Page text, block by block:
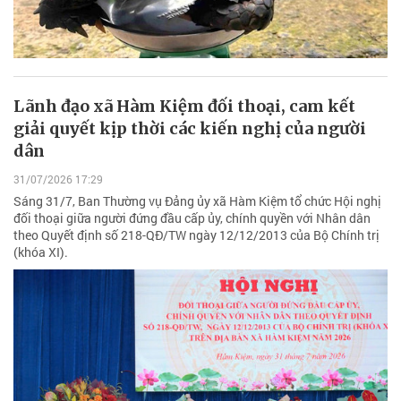
Lãnh đạo xã Hàm Kiệm đối thoại, cam kết
giải quyết kịp thời các kiến nghị của người
dân
31/07/2026 17:29
Sáng 31/7, Ban Thường vụ Đảng ủy xã Hàm Kiệm tổ chức Hội nghị
đối thoại giữa người đứng đầu cấp ủy, chính quyền với Nhân dân
theo Quyết định số 218-QĐ/TW ngày 12/12/2013 của Bộ Chính trị
(khóa XI).